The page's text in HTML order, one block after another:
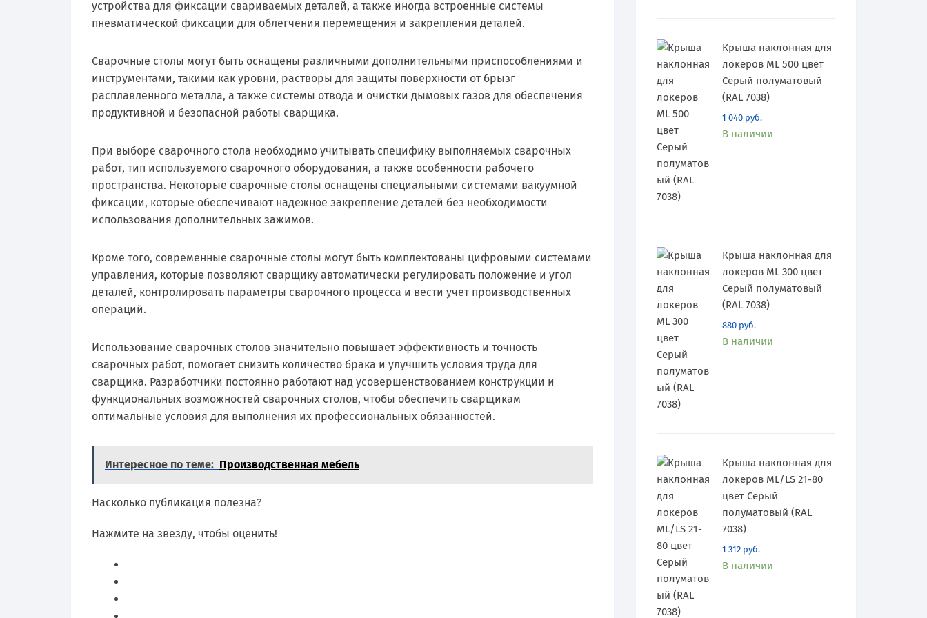
устройства для фиксации свариваемых деталей, а также иногда встроенные системы
пневматической фиксации для облегчения перемещения и закрепления деталей.
Сварочные столы могут быть оснащены различными дополнительными приспособлениями и
инструментами, такими как уровни, растворы для защиты поверхности от брызг
расплавленного металла, а также системы отвода и очистки дымовых газов для обеспечения
продуктивной и безопасной работы сварщика.
При выборе сварочного стола необходимо учитывать специфику выполняемых сварочных
работ, тип используемого сварочного оборудования, а также особенности рабочего
пространства. Некоторые сварочные столы оснащены специальными системами вакуумной
фиксации, которые обеспечивают надежное закрепление деталей без необходимости
использования дополнительных зажимов.
Кроме того, современные сварочные столы могут быть комплектованы цифровыми системами
управления, которые позволяют сварщику автоматически регулировать положение и угол
деталей, контролировать параметры сварочного процесса и вести учет производственных
операций.
Использование сварочных столов значительно повышает эффективность и точность
сварочных работ, помогает снизить количество брака и улучшить условия труда для
сварщика. Разработчики постоянно работают над усовершенствованием конструкции и
функциональных возможностей сварочных столов, чтобы обеспечить сварщикам
оптимальные условия для выполнения их профессиональных обязанностей.
Интересное по теме: Производственная мебель
Насколько публикация полезна?
Нажмите на звезду, чтобы оценить!
Крыша наклонная для
локеров ML 500 цвет
Серый полуматовый
(RAL 7038)
1 040 руб.
В наличии
Крыша наклонная для
локеров ML 300 цвет
Серый полуматовый
(RAL 7038)
880 руб.
В наличии
Крыша наклонная для
локеров ML/LS 21-80
цвет Серый
полуматовый (RAL
7038)
1 312 руб.
В наличии